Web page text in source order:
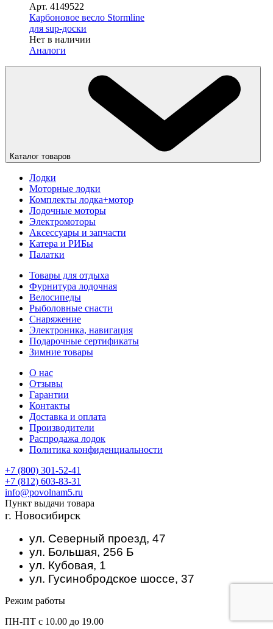
Арт. 4149522
Карбоновое весло Stormline
для sup-доски
Нет в наличии
Аналоги
Каталог товаров
Лодки
Моторные лодки
Комплекты лодка+мотор
Лодочные моторы
Электромоторы
Аксессуары и запчасти
Катера и РИБы
Палатки
Товары для отдыха
Фурнитура лодочная
Велосипеды
Рыболовные снасти
Снаряжение
Электроника, навигация
Подарочные сертификаты
Зимние товары
О нас
Отзывы
Гарантии
Контакты
Доставка и оплата
Производители
Распродажа лодок
Политика конфиденциальности
+7 (800) 301-52-41
+7 (812) 603-83-31
info@povolnam5.ru
Пункт выдачи товара
г. Новосибирск
ул. Северный проезд, 47
ул. Большая, 256 Б
ул. Кубовая, 1
ул. Гусинобродское шоссе, 37
Режим работы
ПН-ПТ с 10.00 до 19.00